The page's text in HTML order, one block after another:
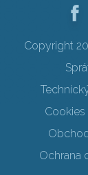
Copyright
Ochrana